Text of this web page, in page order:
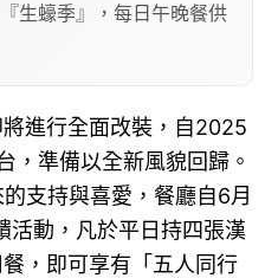
生蠔季』，每日午晚餐供
進行全面改裝，自2025
，準備以全新風貌回歸。
支持與喜愛，餐廳自6月
活動，凡於平日持四張漢
，即可享有「五人同行